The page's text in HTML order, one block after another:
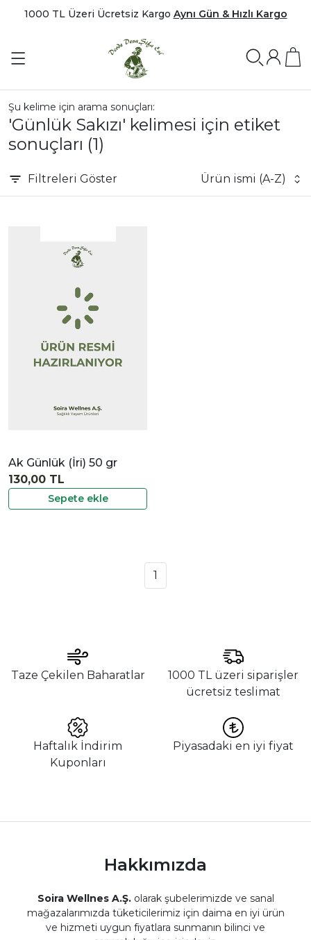
1000 TL Üzeri Ücretsiz Kargo Aynı Gün & Hızlı Kargo
Şu kelime için arama sonuçları:
'Günlük Sakızı' kelimesi için etiket
sonuçları (1)
Filtreleri Göster Ürün ismi (A-Z)
Ak Günlük (İri) 50 gr
Sepete ekle
130,00 TL
1
Taze Çekilen Baharatlar
1000 TL üzeri siparişler
ücretsiz teslimat
Haftalık İndirim
Kuponları
Piyasadaki en iyi fiyat
Hakkımızda
Soira Wellnes A.Ş.olarak şubelerimizde ve sanal
mağazalarımızda tüketicilerimiz için daima en iyi ürün
ve hizmeti uygun fiyatlara sunmanın bilinci ve